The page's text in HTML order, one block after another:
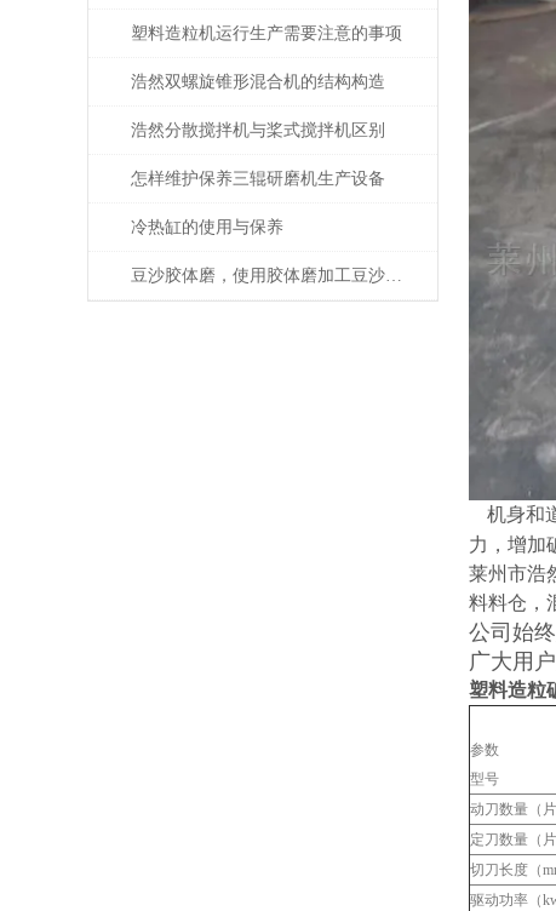
塑料造粒机运行生产需要注意的事项
浩然双螺旋锥形混合机的结构构造
浩然分散搅拌机与桨式搅拌机区别
怎样维护保养三辊研磨机生产设备
冷热缸的使用与保养
豆沙胶体磨，使用胶体磨加工豆沙、豆瓣酱等豆制品
机身和
力，增加
莱州市浩
料料仓，
公司始
广大用
塑料造粒
参数
型号
动刀数量（片
定刀数量（片
切刀长度（
驱动功率（kw